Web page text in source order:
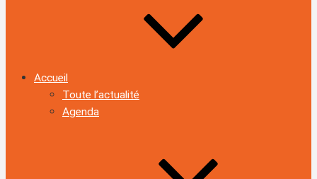
Accueil
Toute l’actualité
Agenda